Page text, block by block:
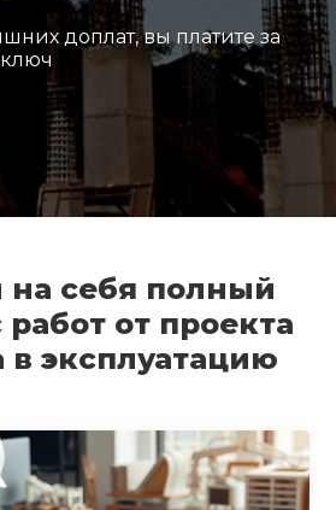
доплат, вы платите за
на себя полный
от проекта
в эксплуатацию